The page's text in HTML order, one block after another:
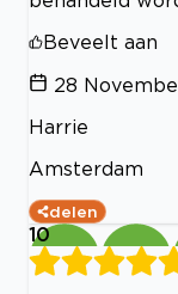
Beveelt aan
28
Harrie
Amsterdam
delen
10